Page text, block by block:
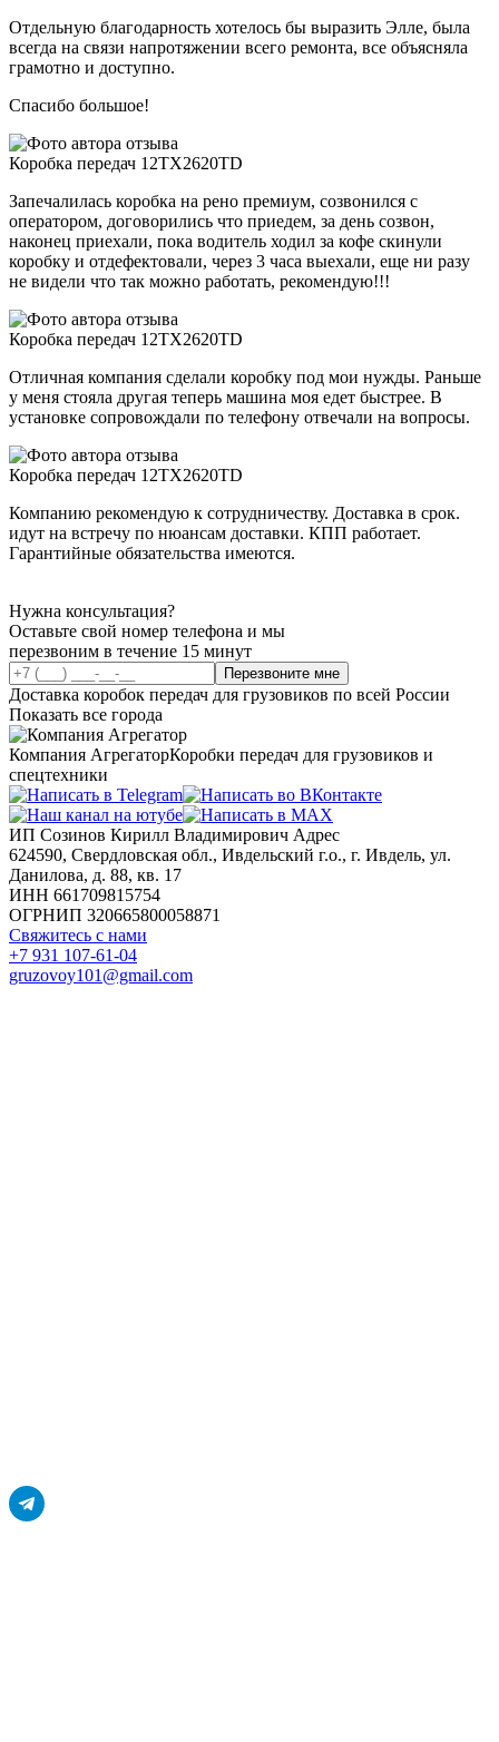
Отдельную благодарность хотелось бы выразить Элле, была
всегда на связи напротяжении всего ремонта, все объясняла
грамотно и доступно.
Спасибо большое!
Коробка передач 12TX2620TD
Запечалилась коробка на рено премиум, созвонился с
оператором, договорились что приедем, за день созвон,
наконец приехали, пока водитель ходил за кофе скинули
коробку и отдефектовали, через 3 часа выехали, еще ни разу
не видели что так можно работать, рекомендую!!!
Коробка передач 12TX2620TD
Отличная компания сделали коробку под мои нужды. Раньше
у меня стояла другая теперь машина моя едет быстрее. В
установке сопровождали по телефону отвечали на вопросы.
Коробка передач 12TX2620TD
Компанию рекомендую к сотрудничеству. Доставка в срок.
идут на встречу по нюансам доставки. КПП работает.
Гарантийные обязательства имеются.
Нужна консультация?
Оставьте свой номер телефона и мы
перезвоним в течение 15 минут
Перезвоните мне
Доставка коробок передач для грузовиков по всей России
Показать все города
Компания АгрегаторКоробки передач для грузовиков и
спецтехники
ИП Созинов Кирилл Владимирович Адрес
624590, Свердловская обл., Ивдельский г.о., г. Ивдель, ул.
Данилова, д. 88, кв. 17
ИНН 661709815754
ОГРНИП 320665800058871
Свяжитесь с нами
+7 931 107-61-04
gruzovoy101@gmail.com